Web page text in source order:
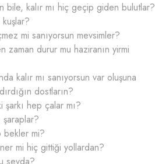
bile, kalır mı hiç geçip giden bulutlar?
kuşlar?
mi sanıyorsun mevsimler?
zaman durur mu haziranın yirmi
kalır mı sanıyorsun var oluşuna
dostların?
şarkı hep çalar mı?
şaraplar?
bekler mi?
mi hiç gittiği yollardan?